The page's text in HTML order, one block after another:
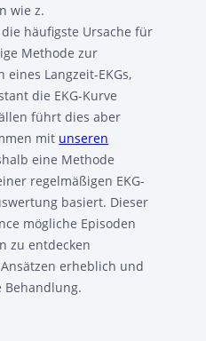
wie z.
häufigste Ursache für
Methode zur
eines Langzeit-EKGs,
die EKG-Kurve
führt dies aber
mit unseren
eine Methode
regelmäßigen EKG-
basiert. Dieser
mögliche Episoden
zu entdecken
erheblich und